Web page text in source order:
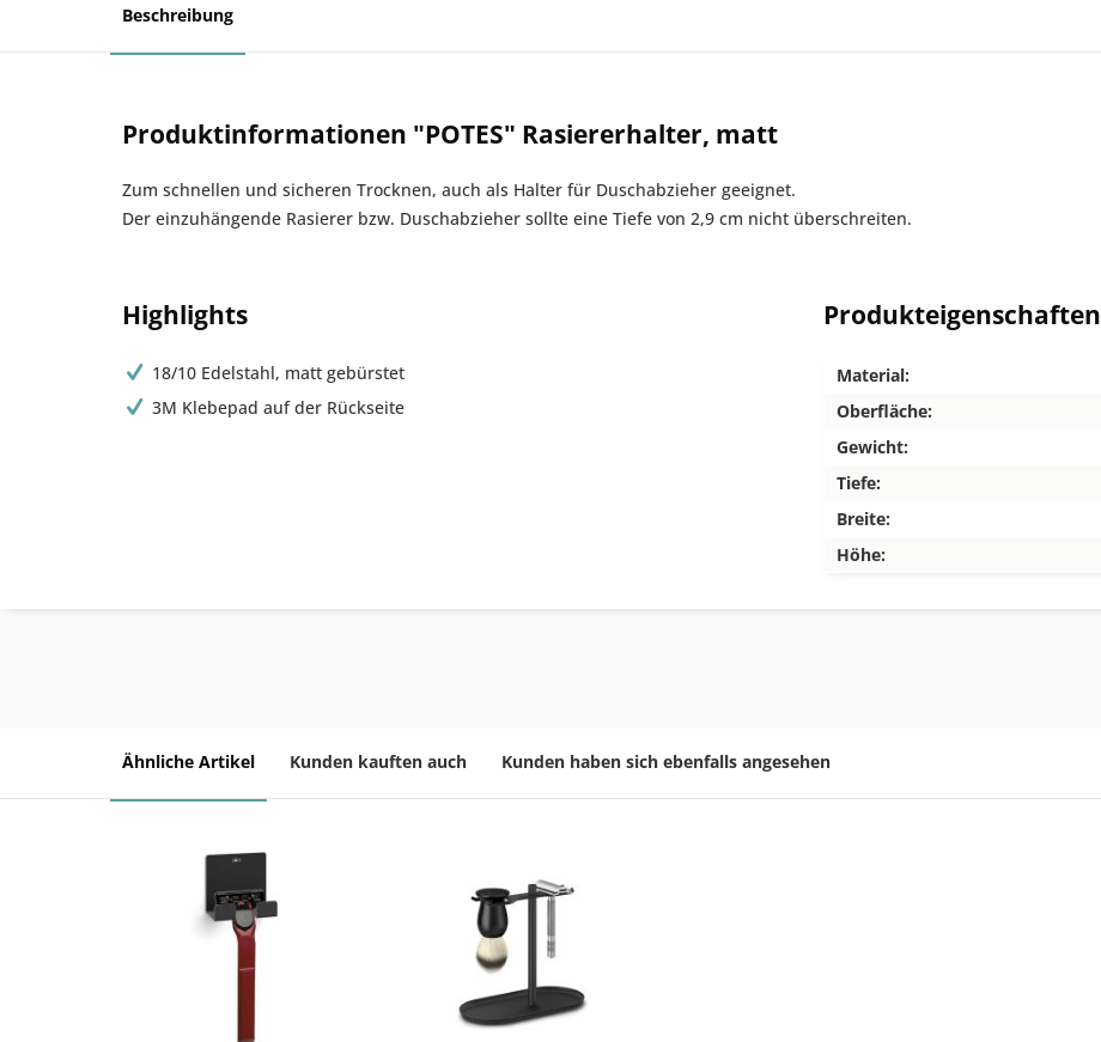
Beschreibung
Produktinformationen "POTES" Rasiererhalter, matt
Zum schnellen und sicheren Trocknen, auch als Halter für Duschabzieher geeignet.
Der einzuhängende Rasierer bzw. Duschabzieher sollte eine Tiefe von 2,9 cm nicht überschreiten.
Highlights
18/10 Edelstahl, matt gebürstet
3M Klebepad auf der Rückseite
Produkteigenschaften
Material:
Oberfläche:
Gewicht:
Tiefe:
Breite:
Höhe:
Ähnliche Artikel Kunden kauften auch Kunden haben sich ebenfalls angesehen